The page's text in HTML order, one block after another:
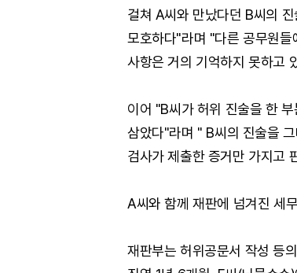
걸쳐 A씨와 만났다던 B씨의
모호하다"라며 "다른 공무원
사항은 거의 기억하지 못하고
이어 "B씨가 허위 진술을 한
삼았다"라며 " B씨의 진술을
검사가 제출한 증거만 가지고
A씨와 함께 재판에 넘겨진 세
재판부는 허위공문서 작성 등